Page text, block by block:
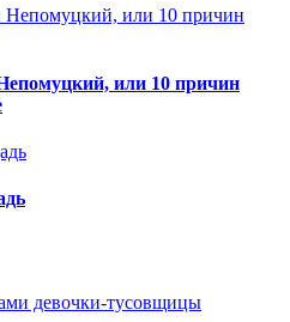
или 10 причин